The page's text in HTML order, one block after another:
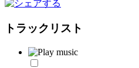
トラックリスト